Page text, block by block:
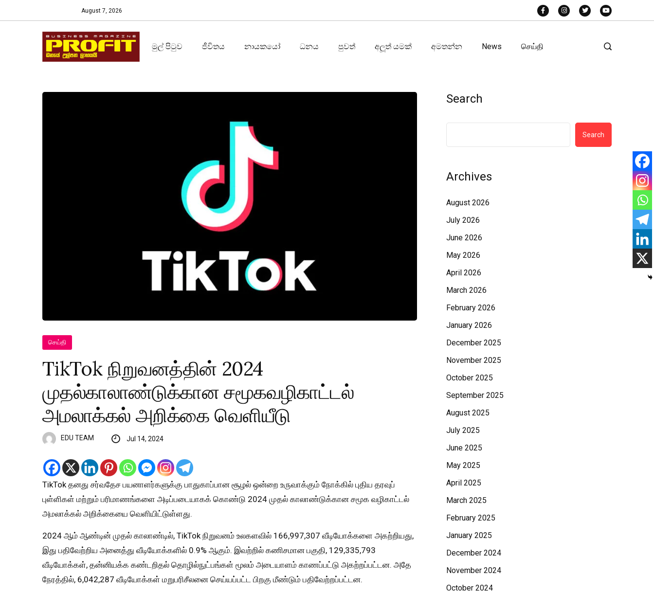
August 7, 2026
මුල් පිටුව ජීවිතය නායකයෝ ධනය පුවත් අලූත් යමක් අමතන්න News செய்தி
செய்தி
TikTok நிறுவனத்தின் 2024
முதல்காலாண்டுக்கான சமூகவழிகாட்டல்
அமலாக்கல் அறிக்கை வெளியீடு
EDU TEAM Jul 14, 2024
TikTok தனது சர்வதேச பயனாளர்களுக்கு பாதுகாப்பான சூழல் ஒன்றை உருவாக்கும் நோக்கில் புதிய தரவுப்
புள்ளிகள் மற்றும் பரிமாணங்களை அடிப்படையாகக் கொண்டு 2024 முதல் காலாண்டுக்கான சமூக வழிகாட்டல்
அமலாக்கல் அறிக்கையை வெளியிட்டுள்ளது.
2024 ஆம் ஆண்டின் முதல் காலாண்டில், TikTok நிறுவனம் உலகளவில் 166,997,307 வீடியோக்களை அகற்றியது,
இது பதிவேற்றிய அனைத்து வீடியோக்களில் 0.9% ஆகும். இவற்றில் கணிசமான பகுதி, 129,335,793
வீடியோக்கள், தன்னியக்க கண்டறிதல் தொழில்நுட்பங்கள் மூலம் அடையாளம் காணப்பட்டு அகற்றப்பட்டன. அதே
நேரத்தில், 6,042,287 வீடியோக்கள் மறுபரிசீலனை செய்யப்பட்ட பிறகு மீண்டும் பதிவேற்றப்பட்டன.
Search
Search
Archives
August 2026
July 2026
June 2026
May 2026
April 2026
March 2026
February 2026
January 2026
December 2025
November 2025
October 2025
September 2025
August 2025
July 2025
June 2025
May 2025
April 2025
March 2025
February 2025
January 2025
December 2024
November 2024
October 2024